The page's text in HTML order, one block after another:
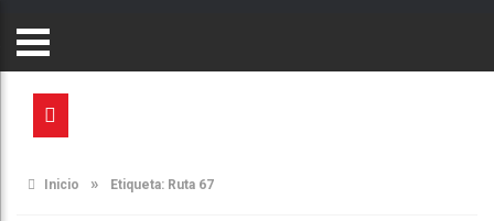
Inicio » Etiqueta: Ruta 67